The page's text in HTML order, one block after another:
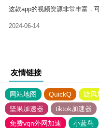
这款app的视频资源非常丰富，
2024-06-14
友情链接
网站地图 QuickQ 旋风
坚果加速器
tiktok加速器
免费vqn外网加速
小蓝鸟